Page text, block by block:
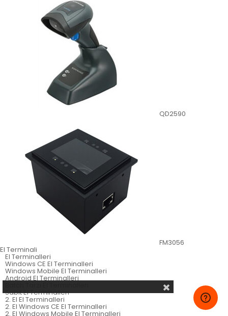
QD2590
FM3056
El Terminali
El Terminalleri
Windows CE El Terminalleri
Windows Mobile El Terminalleri
Android El Terminalleri
Sabit El Terminalleri
2. El El Terminalleri
2. El Windows CE El Terminalleri
2. El Windows Mobile El Terminalleri